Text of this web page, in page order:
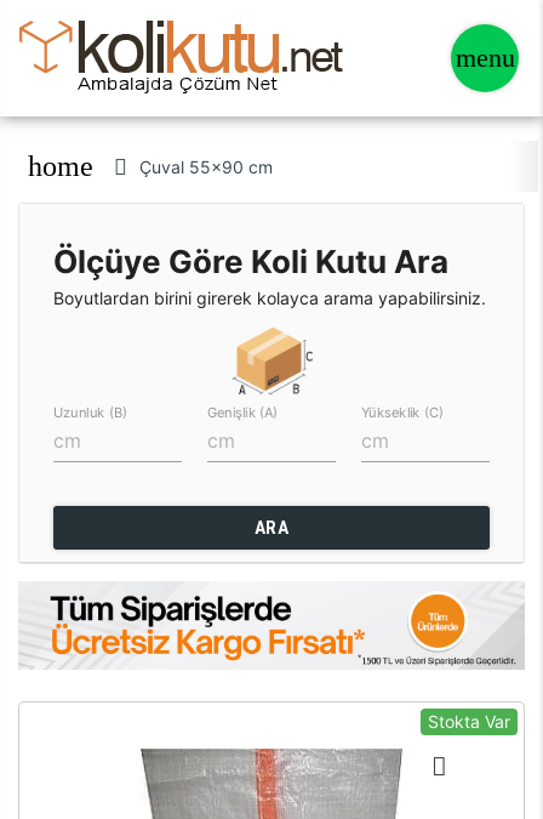
home Çuval 55x90 cm
Ölçüye Göre Koli Kutu Ara
Boyutlardan birini girerek kolayca arama yapabilirsiniz.
Uzunluk (B) Genişlik (A) Yükseklik (C)
ARA
Stokta Var